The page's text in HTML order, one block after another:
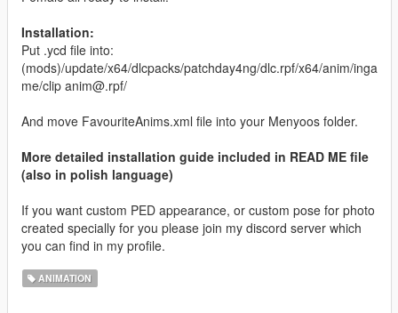
Installation:
Put .ycd file into:
(mods)/update/x64/dlcpacks/patchday4ng/dlc.rpf/x64/anim/inga
me/clip anim@.rpf/
And move FavouriteAnims.xml file into your Menyoos folder.
More detailed installation guide included in READ ME file
(also in polish language)
If you want custom PED appearance, or custom pose for photo
created specially for you please join my discord server which
you can find in my profile.
ANIMATION